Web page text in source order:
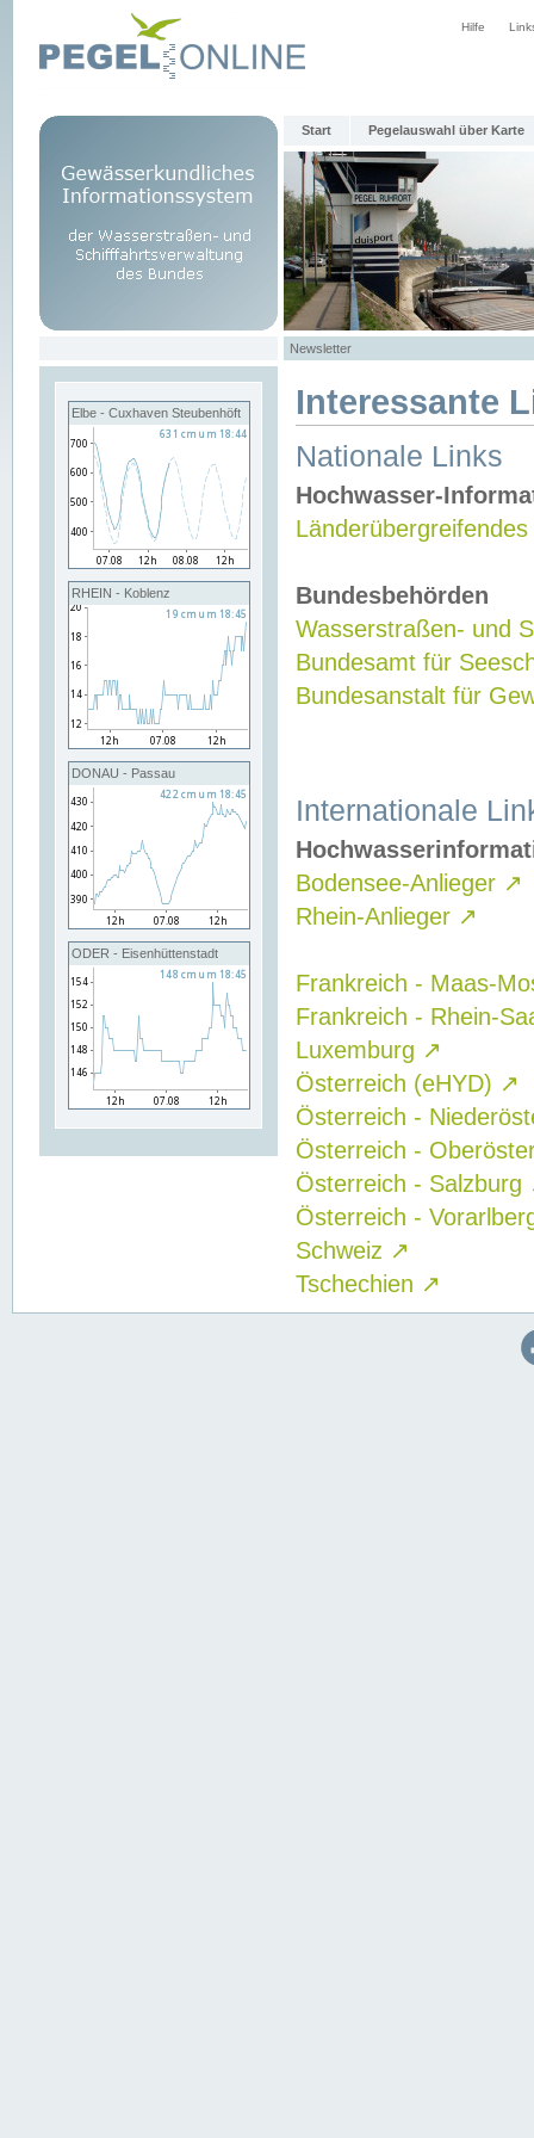
Hilfe
Start Pegelauswahl über Karte
Newsletter
Elbe - Cuxhaven Steubenhöft
RHEIN - Koblenz
DONAU - Passau
ODER - Eisenhüttenstadt
Interessante
Nationale Links
Hochwasser-
Bundesbehörden
Wasserstraßen- und
Bundesamt für
Bundesanstalt für
Internationale
Bodensee-Anlieger ↗
Rhein-Anlieger ↗
Frankreich - Maas-
Frankreich - Rhein-
Luxemburg ↗
Österreich (eHYD) ↗
Österreich -
Österreich -
Österreich - Salzburg
Österreich -
Schweiz ↗
Tschechien ↗